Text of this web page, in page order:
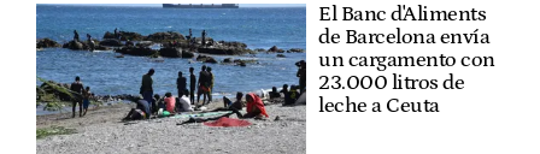
El Banc d'Aliments
de Barcelona envía
un cargamento con
23.000 litros de
leche a Ceuta